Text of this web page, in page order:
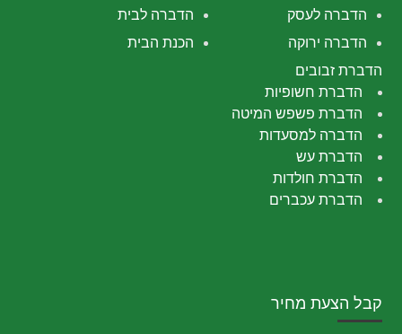
הדברה לבית
הדברה לעסק
הכנת הבית
הדברה ירוקה
הדברת זבובים
הדברת חשופיות
הדברת פשפש המיטה
הדברה למסעדות
הדברת עש
הדברת חולדות
הדברת עכברים
קבל הצעת מחיר